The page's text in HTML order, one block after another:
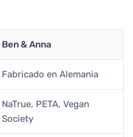
Ben & Anna
Fabricado en Alemania
NaTrue, PETA, Vegan
Society